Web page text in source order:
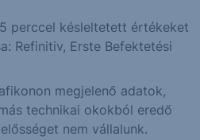
perccel késleltetett értékeket
Refinitiv, Erste Befektetési
megjelenő adatok,
technikai okokból eredő
nem vállalunk.